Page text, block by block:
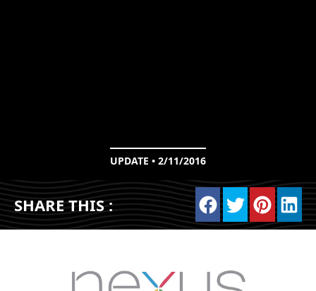
UPDATE • 2/11/2016
SHARE THIS :